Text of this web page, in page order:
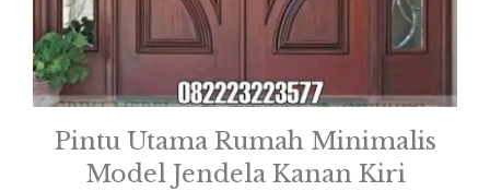
Pintu Utama Rumah Minimalis
Model Jendela Kanan Kiri